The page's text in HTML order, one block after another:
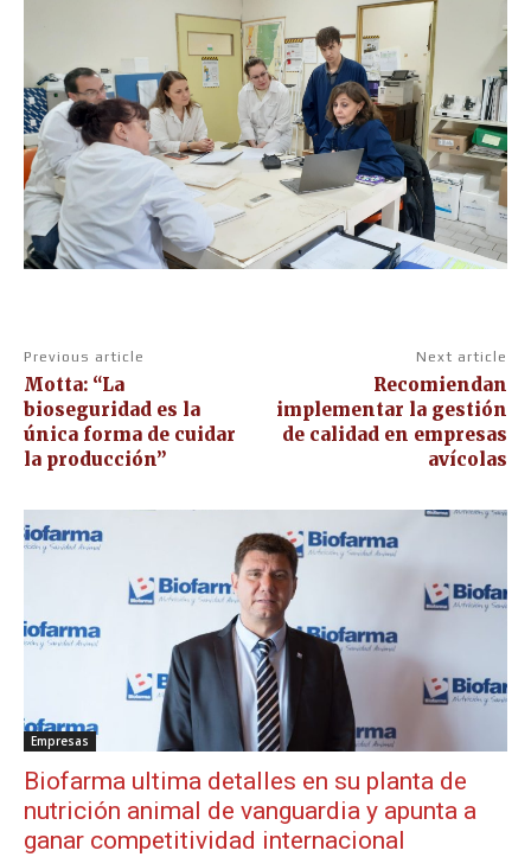
Previous article
Motta: “La
bioseguridad es la
única forma de cuidar
la producción”
Next article
Recomiendan
implementar la gestión
de calidad en empresas
avícolas
Empresas
Biofarma ultima detalles en su planta de
nutrición animal de vanguardia y apunta a
ganar competitividad internacional